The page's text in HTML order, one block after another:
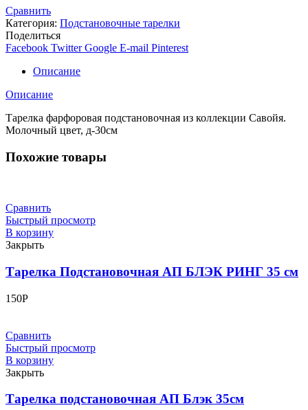
Сравнить
Категория: Подстановочные тарелки
Поделиться
Facebook Twitter Google E-mail Pinterest
Описание
Описание
Тарелка фарфоровая подстановочная из коллекции Савойя.
Молочный цвет, д-30см
Похожие товары
Сравнить
Быстрый просмотр
В корзину
Закрыть
Тарелка Подстановочная АП БЛЭК РИНГ 35 см
150Р
Сравнить
Быстрый просмотр
В корзину
Закрыть
Тарелка подстановочная АП Блэк 35см